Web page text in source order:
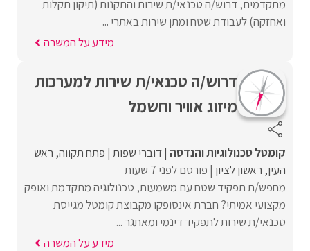
מתקדמים, דרוש/ה טכנאי/ת שירות והתקנות (תיקון תקלות
ואחזקה) לעבודת שטח ומתן שירות באתרי ...
מידע על המשרה
דרוש/ה טכנאי/ת שירות למערכות
מיזוג אוויר וחשמל
קומטל טכנולוגיות והנדסה דוברי שפות פתח תקווה ראש
העין ראשון לציון פורסם לפני 7 שעות
מחפש/ת תפקיד שטח עם משמעות, טכנולוגיה מתקדמת ואופק
מקצועי אמיתי? חברת אינסופקו מקבוצת קומטל מגייסת
טכנאי/ת שירות לתפקיד דינמי ומאתגר ...
מידע על המשרה